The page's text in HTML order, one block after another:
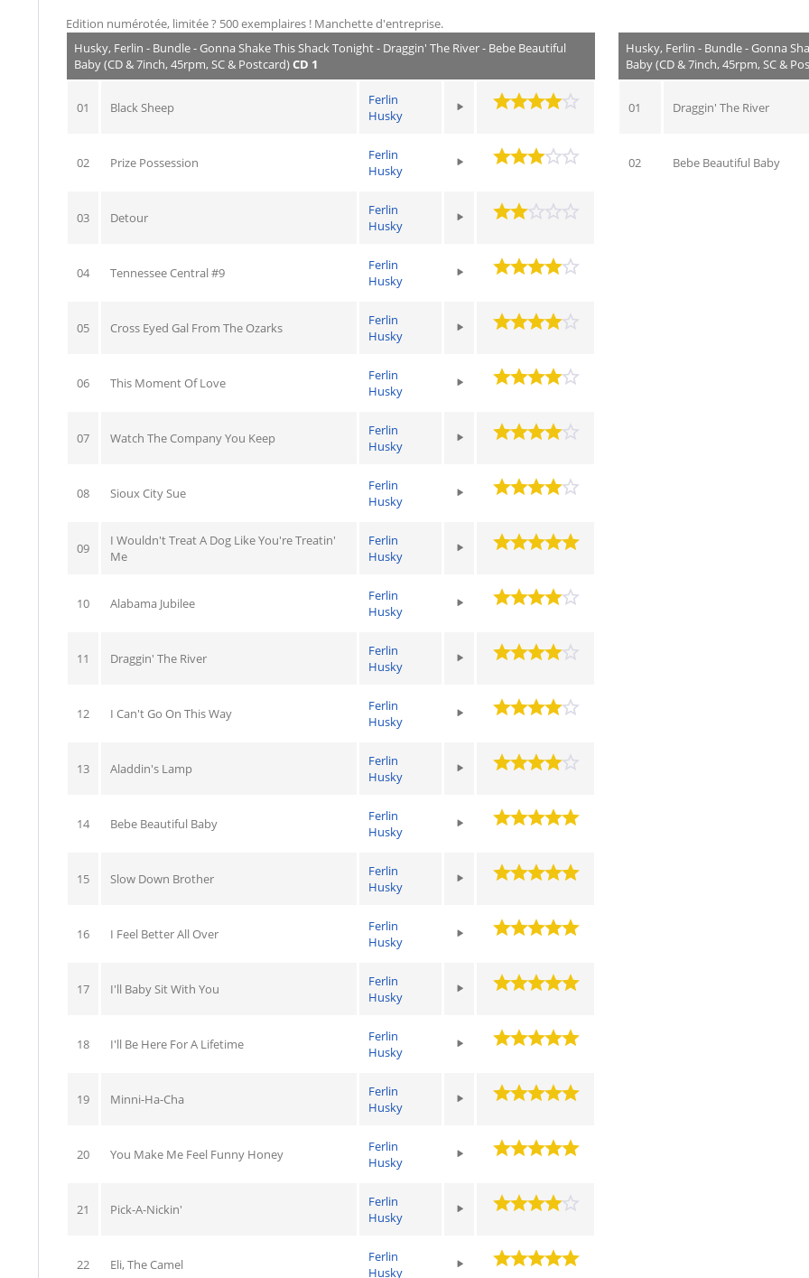
Edition numérotée, limitée ? 500 exemplaires ! Manchette d'entreprise.
Husky, Ferlin - Bundle - Gonna Shake This Shack Tonight - Draggin' The River - Bebe Beautiful
Baby (CD & 7inch, 45rpm, SC & Postcard)CD 1
01 Black Sheep
Ferlin
Husky
02 Prize Possession
Ferlin
Husky
03 Detour
Ferlin
Husky
04 Tennessee Central #9
Ferlin
Husky
05 Cross Eyed Gal From The Ozarks
Ferlin
Husky
06 This Moment Of Love
Ferlin
Husky
07 Watch The Company You Keep
Ferlin
Husky
08 Sioux City Sue
Ferlin
Husky
09
I Wouldn't Treat A Dog Like You're Treatin'
Me
Ferlin
Husky
10 Alabama Jubilee
Ferlin
Husky
11 Draggin' The River
Ferlin
Husky
12 I Can't Go On This Way
Ferlin
Husky
13 Aladdin's Lamp
Ferlin
Husky
14 Bebe Beautiful Baby
Ferlin
Husky
15 Slow Down Brother
Ferlin
Husky
16 I Feel Better All Over
Ferlin
Husky
17 I'll Baby Sit With You
Ferlin
Husky
18 I'll Be Here For A Lifetime
Ferlin
Husky
19 Minni-Ha-Cha
Ferlin
Husky
20 You Make Me Feel Funny Honey
Ferlin
Husky
21 Pick-A-Nickin'
Ferlin
Husky
22 Eli, The Camel
Ferlin
Husky
Husky, Ferlin - Bundle - Gonna
Baby (CD & 7inch, 45rpm, SC &
01 Draggin' The River
02 Bebe Beautiful Baby